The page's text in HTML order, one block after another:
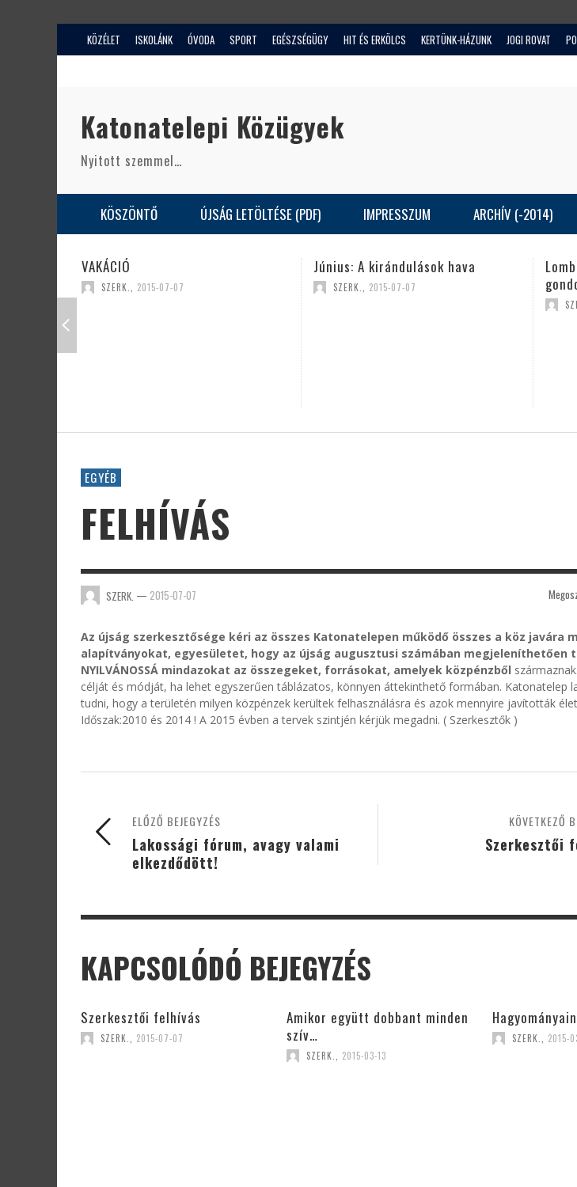
KÖZÉLET ISKOLÁNK ÓVODA SPORT EGÉSZSÉGÜGY HIT ÉS ERKÖLCS KERTÜNK-HÁZUNK JOGI ROVAT
Katonatelepi Közügyek
Nyitott szemmel…
KÖSZÖNTŐ ÚJSÁG LETÖLTÉSE (PDF) IMPRESSZUM ARCHÍV (-2014)
VAKÁCIÓ
SZERK. , 2015-07-07
Június: A kirándulások hava
SZERK. , 2015-07-07
Lombos
SZERK. ,
EGYÉB
FELHÍVÁS
SZERK. — 2015-07-07
Az újság szerkesztősége kéri az összes Katonatelepen működő összes a köz javára
alapítványokat, egyesületet, hogy az újság augusztusi számában megjeleníthetően
NYILVÁNOSSÁ mindazokat az összegeket, forrásokat, amelyek közpénzből
célját és módját, ha lehet egyszerűen táblázatos, könnyen áttekinthető formában. Katonatelep
tudni, hogy a területén milyen közpénzek kerültek felhasználásra és azok mennyire javították
Időszak:2010 és 2014 ! A 2015 évben a tervek szintjén kérjük megadni. ( Szerkesztők )
KÖVETKEZŐ
Szerkesztői
ELŐZŐ BEJEGYZÉS
Lakossági fórum, avagy valami
elkezdődött!
KAPCSOLÓDÓ BEJEGYZÉS
Szerkesztői felhívás
SZERK. 2015-07-07
Amikor együtt dobbant minden
szív…
SZERK. 2015-03-13
SZERK. 2015-